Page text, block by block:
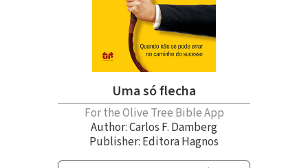
Uma só flecha
For the Olive Tree Bible App
Author:Carlos F. Damberg
Publisher: Editora Hagnos